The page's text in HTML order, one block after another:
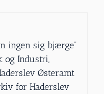
ingen sig bjærge”
og Industri,
Østeramt
for Haderslev